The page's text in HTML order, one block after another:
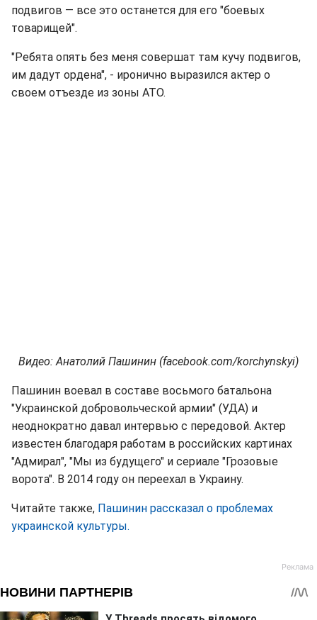
подвигов — все это останется для его "боевых
товарищей".
"Ребята опять без меня совершат там кучу подвигов,
им дадут ордена", - иронично выразился актер о
своем отъезде из зоны АТО.
Видео: Анатолий Пашинин (facebook.com/korchynskyi)
Пашинин воевал в составе восьмого батальона
"Украинской добровольческой армии" (УДА) и
неоднократно давал интервью с передовой. Актер
известен благодаря работам в российских картинах
"Адмирал", "Мы из будущего" и сериале "Грозовые
ворота". В 2014 году он переехал в Украину.
Читайте также, Пашинин рассказал о проблемах
украинской культуры.